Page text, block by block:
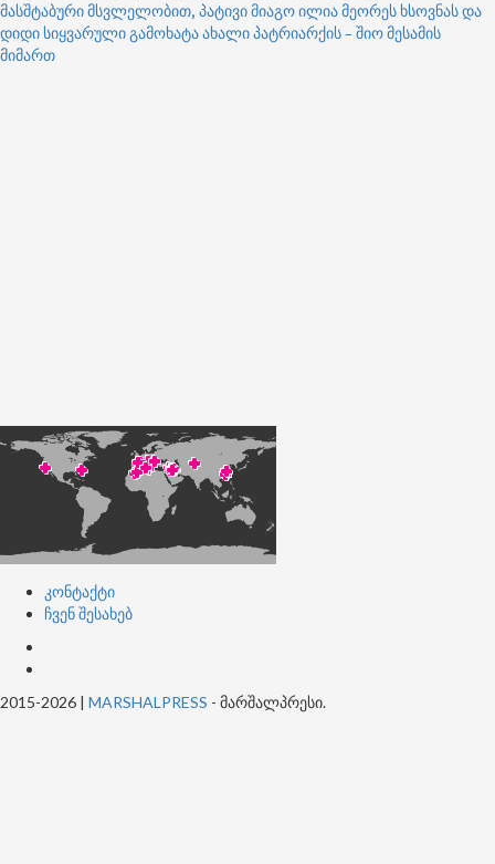
მასშტაბური მსვლელობით, პატივი მიაგო ილია მეორეს ხსოვნას და
დიდი სიყვარული გამოხატა ახალი პატრიარქის – შიო მესამის
მიმართ
კონტაქტი
ჩვენ შესახებ
2015-2026 | MARSHALPRESS - მარშალპრესი.